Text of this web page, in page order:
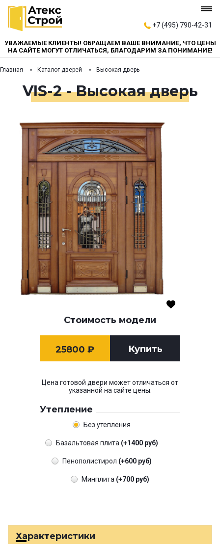
+7 (495) 790-42-31
УВАЖАЕМЫЕ КЛИЕНТЫ! ОБРАЩАЕМ ВАШЕ ВНИМАНИЕ, ЧТО ЦЕНЫ
НА САЙТЕ МОГУТ ОТЛИЧАТЬСЯ, БЛАГОДАРИМ ЗА ПОНИМАНИЕ!
Главная Каталог дверей Высокая дверь
VIS-2 - Высокая дверь
Стоимость модели
25800 ₽ Купить
Цена готовой двери может отличаться от
указанной на сайте цены.
Утепление
Без утепления
Базальтовая плита (+1400 руб)
Пенополистирол (+600 руб)
Минплита (+700 руб)
Характеристики